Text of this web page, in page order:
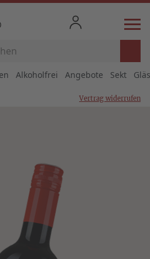
Alkoholfrei Angebote Sekt
Vertrag widerrufen